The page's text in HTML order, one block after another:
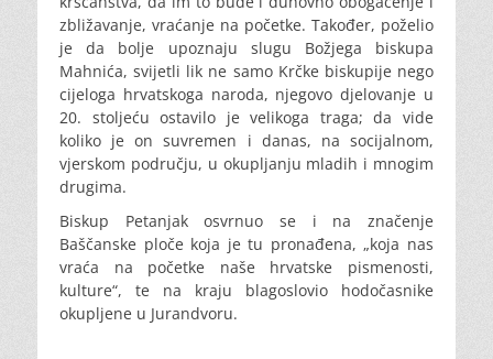
zbližavanje, vraćanje na početke. Također, poželio
je da bolje upoznaju slugu Božjega biskupa
Mahnića, svijetli lik ne samo Krčke biskupije nego
cijeloga hrvatskoga naroda, njegovo djelovanje u
20. stoljeću ostavilo je velikoga traga; da vide
koliko je on suvremen i danas, na socijalnom,
vjerskom području, u okupljanju mladih i mnogim
drugima.
Biskup Petanjak osvrnuo se i na značenje
Baščanske ploče koja je tu pronađena, „koja nas
vraća na početke naše hrvatske pismenosti,
kulture“, te na kraju blagoslovio hodočasnike
okupljene u Jurandvoru.